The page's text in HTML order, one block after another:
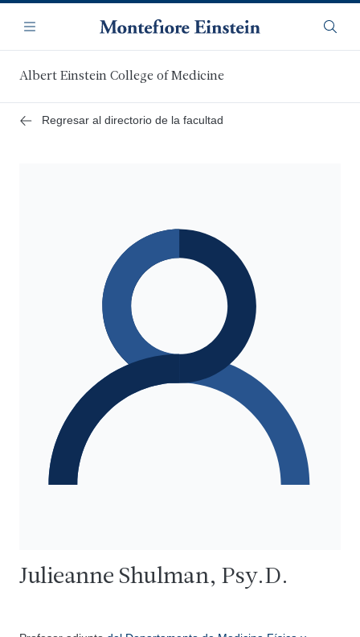
contenido
principal
Navegación
Menú
Albert Einstein College of Medicine
Regresar al directorio de la facultad
Julieanne Shulman, Psy.D.